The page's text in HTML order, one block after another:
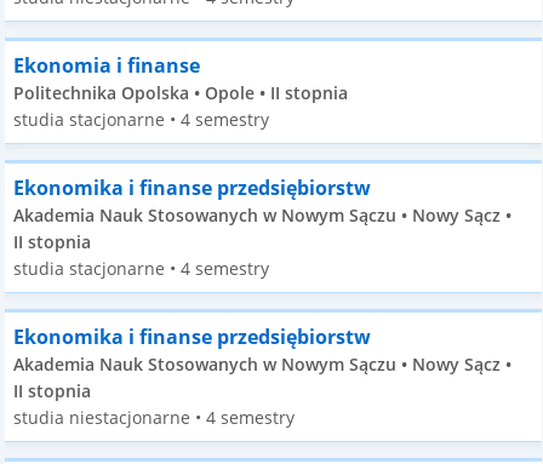
Ekonomia i finanse
Politechnika Opolska • Opole • II stopnia
studia stacjonarne • 4 semestry
Ekonomika i finanse przedsiębiorstw
Akademia Nauk Stosowanych w Nowym Sączu • Nowy Sącz •
II stopnia
studia stacjonarne • 4 semestry
Ekonomika i finanse przedsiębiorstw
Akademia Nauk Stosowanych w Nowym Sączu • Nowy Sącz •
II stopnia
studia niestacjonarne • 4 semestry